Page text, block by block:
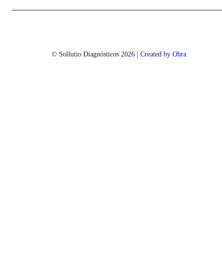
© Sollutio Diagnósticos 2026 | Created by Obra